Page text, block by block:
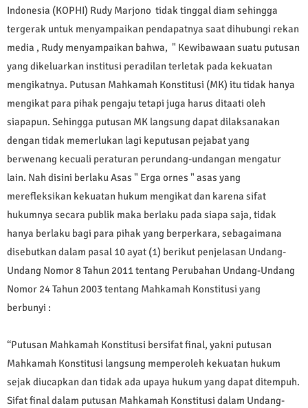
Indonesia (KOPHI) Rudy Marjono tidak tinggal diam sehingga
tergerak untuk menyampaikan pendapatnya saat dihubungi rekan
media , Rudy menyampaikan bahwa, " Kewibawaan suatu putusan
yang dikeluarkan institusi peradilan terletak pada kekuatan
mengikatnya. Putusan Mahkamah Konstitusi (MK) itu tidak hanya
mengikat para pihak pengaju tetapi juga harus ditaati oleh
siapapun. Sehingga putusan MK langsung dapat dilaksanakan
dengan tidak memerlukan lagi keputusan pejabat yang
berwenang kecuali peraturan perundang-undangan mengatur
lain. Nah disini berlaku Asas " Erga ornes " asas yang
merefleksikan kekuatan hukum mengikat dan karena sifat
hukumnya secara publik maka berlaku pada siapa saja, tidak
hanya berlaku bagi para pihak yang berperkara, sebagaimana
disebutkan dalam pasal 10 ayat (1) berikut penjelasan Undang-
Undang Nomor 8 Tahun 2011 tentang Perubahan Undang-Undang
Nomor 24 Tahun 2003 tentang Mahkamah Konstitusi yang
berbunyi :
“Putusan Mahkamah Konstitusi bersifat final, yakni putusan
Mahkamah Konstitusi langsung memperoleh kekuatan hukum
sejak diucapkan dan tidak ada upaya hukum yang dapat ditempuh.
Sifat final dalam putusan Mahkamah Konstitusi dalam Undang-